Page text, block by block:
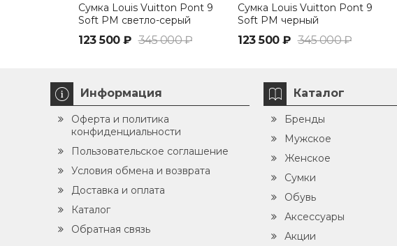
Сумка Louis Vuitton Pont 9
Soft PM светло-серый
123 500 ₽ 345 000 ₽
Сумка Louis Vuitton Pont 9
Soft PM черный
123 500 ₽ 345 000 ₽
Информация
Оферта и политика
конфиденциальности
Пользовательское соглашение
Условия обмена и возврата
Доставка и оплата
Каталог
Обратная связь
Каталог
Бренды
Мужское
Женское
Сумки
Обувь
Аксессуары
Акции